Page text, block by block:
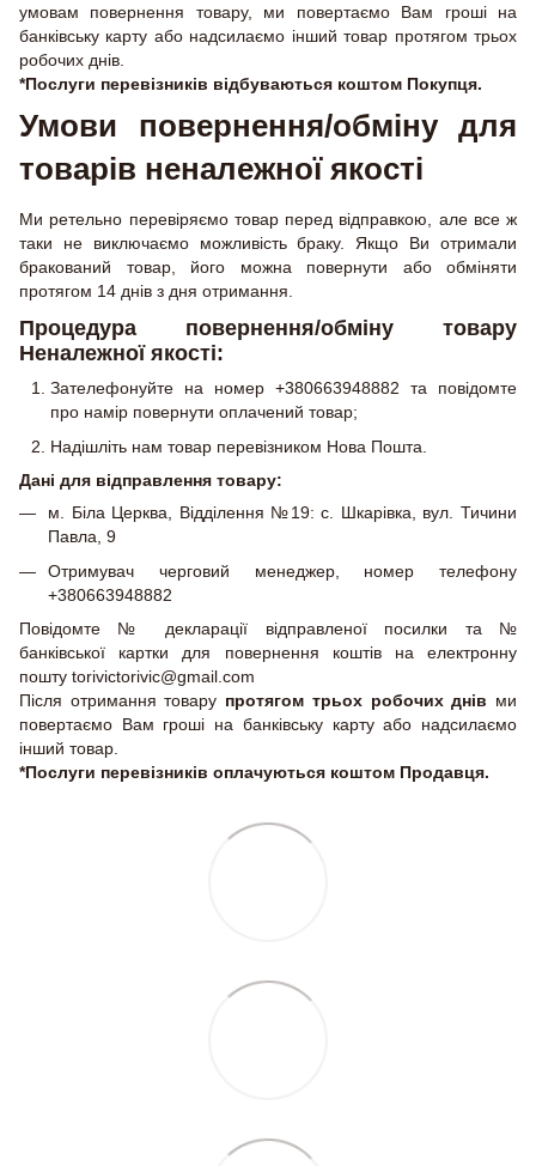
умовам повернення товару, ми повертаємо Вам гроші на
банківську карту або надсилаємо інший товар протягом трьох
робочих днів.
*Послуги перевізників відбуваються коштом Покупця.
Умови повернення/обміну для
товарів неналежної якості
Ми ретельно перевіряємо товар перед відправкою, але все ж
таки не виключаємо можливість браку. Якщо Ви отримали
бракований товар, його можна повернути або обміняти
протягом 14 днів з дня отримання.
Процедура повернення/обміну товару
Неналежної якості:
Зателефонуйте на номер +380663948882 та повідомте
про намір повернути оплачений товар;
Надішліть нам товар перевізником Нова Пошта.
Дані для відправлення товару:
м. Біла Церква, Відділення №19: с. Шкарівка, вул. Тичини
Павла, 9
Отримувач черговий менеджер, номер телефону
+380663948882
Повідомте № декларації відправленої посилки та №
банківської картки для повернення коштів на електронну
пошту torivictorivic@gmail.com
Після отримання товару протягом трьох робочих днів ми
повертаємо Вам гроші на банківську карту або надсилаємо
інший товар.
*Послуги перевізників оплачуються коштом Продавця.